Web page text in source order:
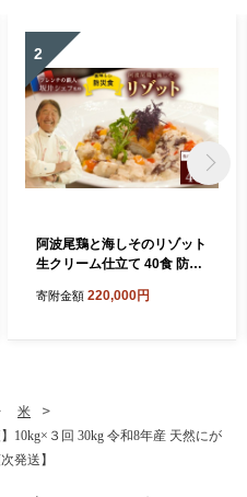
2
阿波尾鶏と海しそのリゾット
生クリーム仕立て 40食 防災
寄附金額 220,000円
米
10kg×３回 30kg 令和8年産 天然にが
発送】